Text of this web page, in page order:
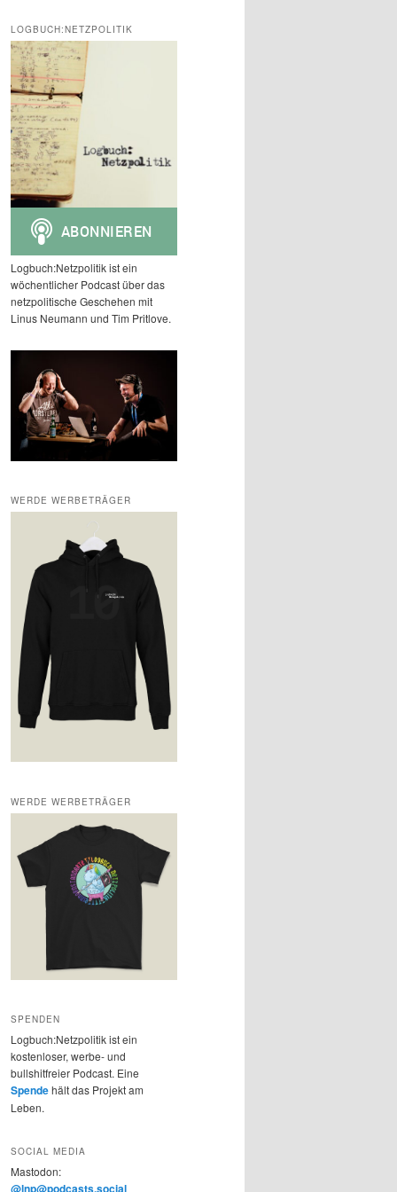
LOGBUCH:NETZPOLITIK
Logbuch:Netzpolitik ist ein
wöchentlicher Podcast über das
netzpolitische Geschehen mit
Linus Neumann und Tim Pritlove.
WERDE WERBETRÄGER
WERDE WERBETRÄGER
SPENDEN
Logbuch:Netzpolitik ist ein
kostenloser, werbe- und
bullshitfreier Podcast. Eine
Spendehält das Projekt am
Leben.
SOCIAL MEDIA
Mastodon:
@lnp@podcasts.social